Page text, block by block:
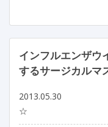
インフルエンザウ
するサージカルマ
2013.05.30
☆